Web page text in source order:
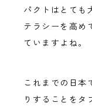
パクトはとても
テラシーを高め
ていますよね。
これまでの日本
りすることをタ